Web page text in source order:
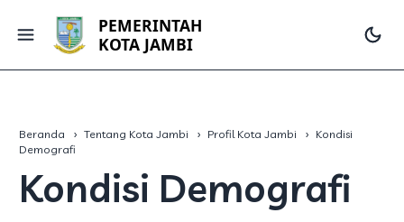
PEMERINTAH
KOTA JAMBI
Beranda Tentang Kota Jambi Profil Kota Jambi
Kondisi
Demografi
Kondisi Demografi